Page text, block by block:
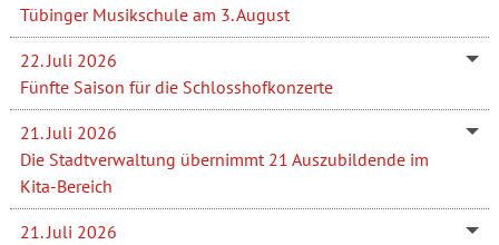
Tübinger Musikschule am 3. August
22. Juli 2026
Fünfte Saison für die Schlosshofkonzerte
21. Juli 2026
Die Stadtverwaltung übernimmt 21 Auszubildende im
Kita-Bereich
21. Juli 2026